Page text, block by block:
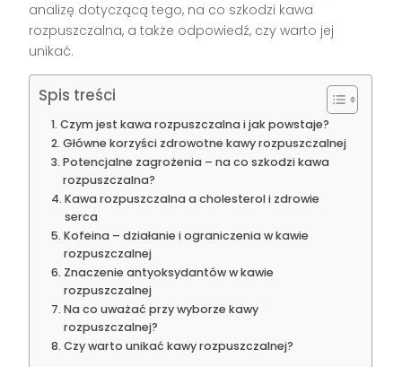
analizę dotyczącą tego, na co szkodzi kawa
rozpuszczalna, a także odpowiedź, czy warto jej
unikać.
Spis treści
Czym jest kawa rozpuszczalna i jak powstaje?
Główne korzyści zdrowotne kawy rozpuszczalnej
Potencjalne zagrożenia – na co szkodzi kawa
rozpuszczalna?
Kawa rozpuszczalna a cholesterol i zdrowie
serca
Kofeina – działanie i ograniczenia w kawie
rozpuszczalnej
Znaczenie antyoksydantów w kawie
rozpuszczalnej
Na co uważać przy wyborze kawy
rozpuszczalnej?
Czy warto unikać kawy rozpuszczalnej?